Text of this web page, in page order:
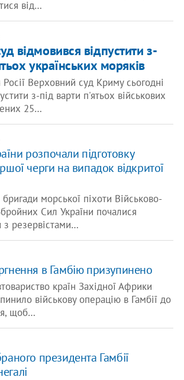
від…
відмовився відпустити з-
українських моряків
Верховний суд Криму сьогодні
з-під варти п'ятьох військових
25…
розпочали підготовку
черги на випадок відкритої
морської піхоти Військово-
Сил України почалися
з резервістами…
в Гамбію призупинено
країн Західної Африки
військову операцію в Гамбії до
щоб…
президента Гамбії